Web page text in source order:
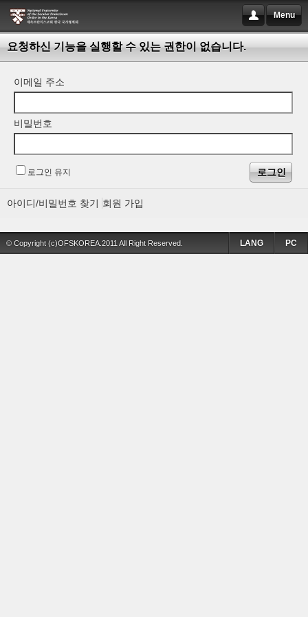
Menu
요청하신 기능을 실행할 수 있는 권한이 없습니다.
이메일 주소
비밀번호
로그인 유지
아이디/비밀번호 찾기 회원 가입
© Copyright (c)OFSKOREA.2011 All Right Reserved. PC
LANG